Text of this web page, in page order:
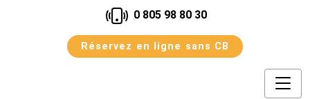
0 805 98 80 30
Réservez en ligne sans CB